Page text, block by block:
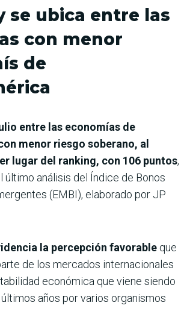
se ubica entre las
con menor
de
entre las economías de
menor riesgo soberano, al
lugar del ranking, con 106 puntos,
último análisis del Índice de Bonos
(EMBI), elaborado por JP
la percepción favorable que
de los mercados internacionales
económica que viene siendo
años por varios organismos